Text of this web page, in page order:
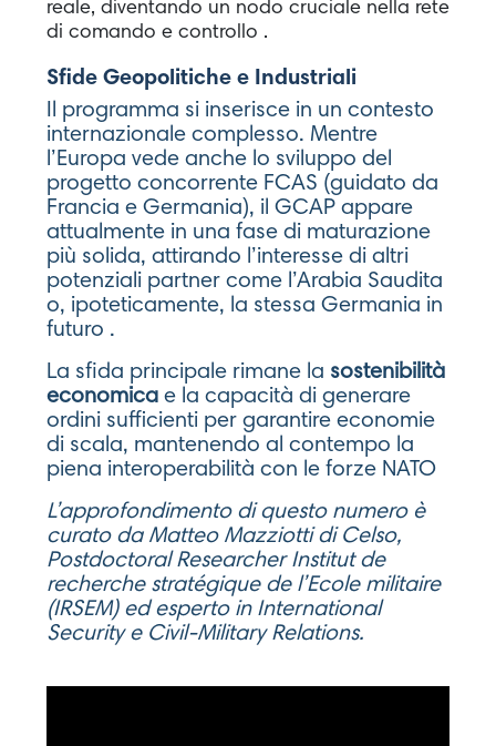
reale, diventando un nodo cruciale nella rete
di comando e controllo .
Sfide Geopolitiche e Industriali
Il programma si inserisce in un contesto
internazionale complesso. Mentre
l’Europa vede anche lo sviluppo del
progetto concorrente FCAS (guidato da
Francia e Germania), il GCAP appare
attualmente in una fase di maturazione
più solida, attirando l’interesse di altri
potenziali partner come l’Arabia Saudita
o, ipoteticamente, la stessa Germania in
futuro .
La sfida principale rimane la sostenibilità
economica e la capacità di generare
ordini sufficienti per garantire economie
di scala, mantenendo al contempo la
piena interoperabilità con le forze NATO
L’approfondimento di questo numero è
curato da Matteo Mazziotti di Celso,
Postdoctoral Researcher Institut de
recherche stratégique de l’Ecole militaire
(IRSEM)ed esperto in International
Security e Civil-Military Relations.